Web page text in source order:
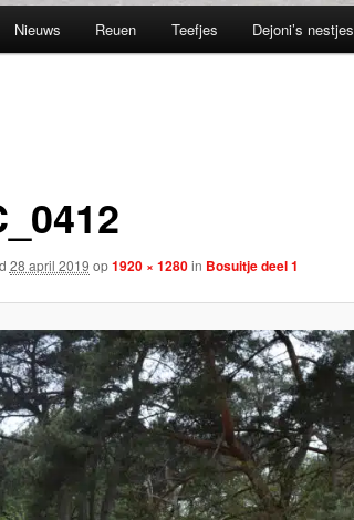
Nieuws Reuen Teefjes Dejoni’s nestjes
28 april 2019 op1920 × 1280in Bosuitje deel 1